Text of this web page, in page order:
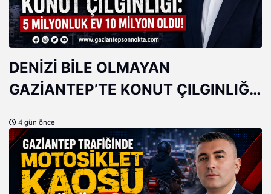
DENİZİ BİLE OLMAYAN
GAZİANTEP’TE KONUT ÇILGINLIĞI:
OLDU!
4 gün önce